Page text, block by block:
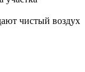
чистый воздух